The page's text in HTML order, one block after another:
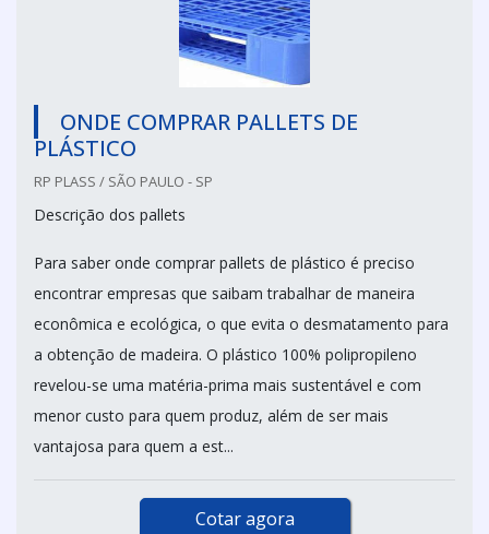
ONDE COMPRAR PALLETS DE
PLÁSTICO
RP PLASS / SÃO PAULO - SP
Descrição dos pallets
Para saber onde comprar pallets de plástico é preciso
encontrar empresas que saibam trabalhar de maneira
econômica e ecológica, o que evita o desmatamento para
a obtenção de madeira. O plástico 100% polipropileno
revelou-se uma matéria-prima mais sustentável e com
menor custo para quem produz, além de ser mais
vantajosa para quem a est...
Cotar agora